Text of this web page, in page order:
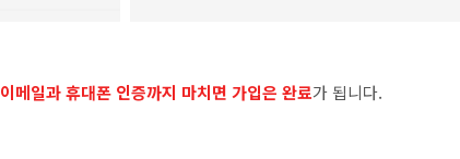
이메일과 휴대폰 인증까지 마치면 가입은 완료가 됩니다.